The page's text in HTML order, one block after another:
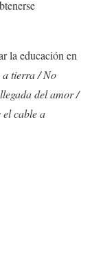
la educación en
a tierra / No
del amor /
el cable a